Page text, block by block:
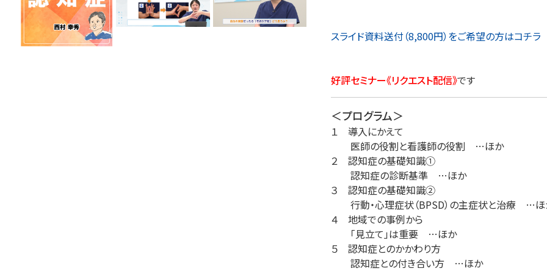
スライド資料送付（8,800円）をご希望の方はコチラ
好評セミナー《リクエスト配信》です
＜プログラム＞
１ 導入にかえて
医師の役割と看護師の役割 …ほか
２ 認知症の基礎知識①
認知症の診断基準 …ほか
３ 認知症の基礎知識②
行動・心理症状（BPSD）の主症状と治療 …ほ
４ 地域での事例から
「見立て」は重要 …ほか
５ 認知症とのかかわり方
認知症との付き合い方 …ほか